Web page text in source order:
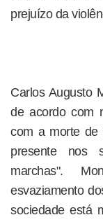
prejuízo da
Carlos Augusto
de acordo com
com a morte de
presente nos
marchas".
esvaziamento
sociedade está